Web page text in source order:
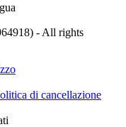
- All rights
di cancellazione